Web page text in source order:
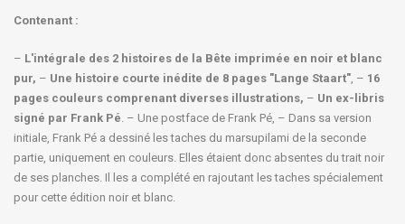
Contenant :
– L'intégrale des 2 histoires de la Bête imprimée en noir et blanc
pur, – Une histoire courte inédite de 8 pages "Lange Staart", – 16
pages couleurs comprenant diverses illustrations, – Un ex-libris
signé par Frank Pé. – Une postface de Frank Pé, – Dans sa version
initiale, Frank Pé a dessiné les taches du marsupilami de la seconde
partie, uniquement en couleurs. Elles étaient donc absentes du trait noir
de ses planches. Il les a complété en rajoutant les taches spécialement
pour cette édition noir et blanc.